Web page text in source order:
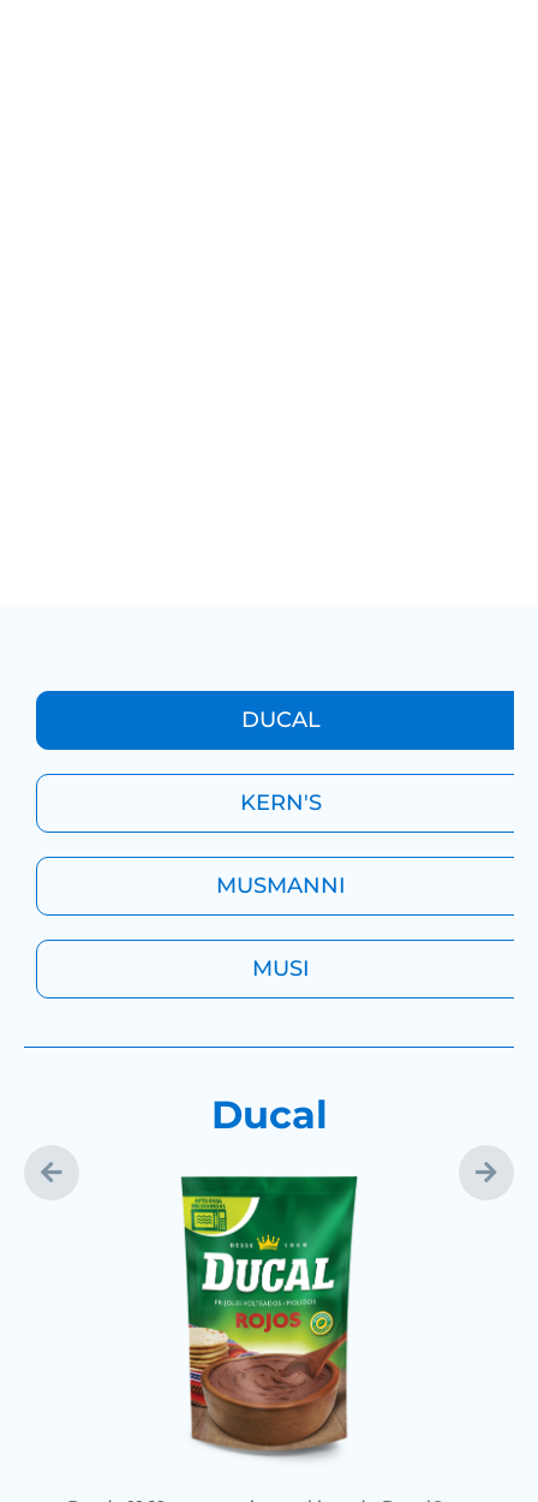
DUCAL
KERN'S
MUSMANNI
MUSI
Ducal